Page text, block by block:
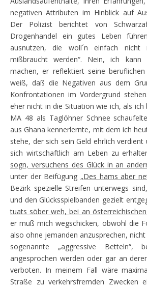
negativen Attributen im Hinblick auf
Der Polizist berichtet von
Drogenhandel ein gutes Leben
ausnutzen, die woll´n einfach nicht
mißbraucht werden“. Nein, ich kann
machen, er reflektiert seine
weiß, daß die Negativen aus dem
Konfrontationen im Vordergrund
eher nicht in die Situation wie ich, als ich
MA 48 als Taglöhner Schnee
aus Ghana kennerlernte, mit dem ich
stehe, der sich sein Geld ehrlich
sich wirtschaftlich am Leben zu
sogn, versuchens des Glück in an
unter der Beifügung „Des hams aber
Bezirk spezielle Streifen unterwegs
und den Glücksspielbanden gezielt
tuats söber weh, bei an
er muß mich wegschicken, obwohl die
also ohne jemanden anzusprechen,
sogenannte „aggressive Betteln“,
angesprochen werden oder gar an
verboten. In meinem Fall wäre
Straße zu verkehrsfremden Zwecken